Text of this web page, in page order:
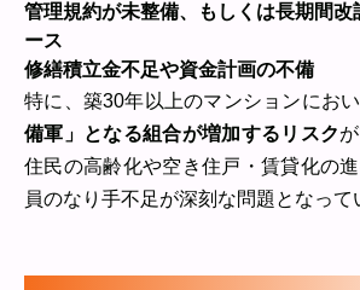
管理規約が未整備、もしくは長期間改
ース
修繕積立金不足や資金計画の不備
特に、築30年以上のマンションにお
備軍」となる組合が増加するリスク
住民の高齢化や空き住戸・賃貸化の
員のなり手不足が深刻な問題となって